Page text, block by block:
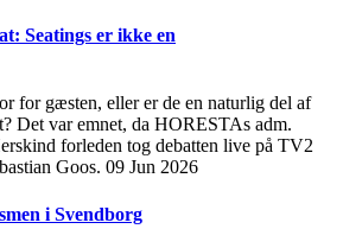
Seatings er ikke en
for gæsten, eller er de en naturlig del af
Det var emnet, da HORESTAs adm.
forleden tog debatten live på TV2
Goos. 09 Jun 2026
i Svendborg